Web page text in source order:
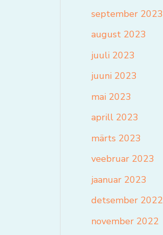
september 2023
august 2023
juuli 2023
juuni 2023
mai 2023
aprill 2023
märts 2023
veebruar 2023
jaanuar 2023
detsember 2022
november 2022